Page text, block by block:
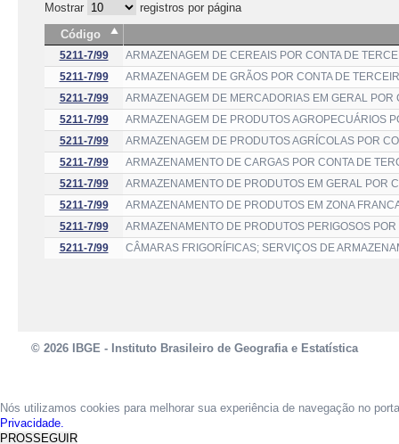
Mostrar
registros por página
Código
5211-7/99
ARMAZENAGEM DE CEREAIS POR CONTA DE
5211-7/99
ARMAZENAGEM DE GRÃOS POR CONTA DE
5211-7/99
ARMAZENAGEM DE MERCADORIAS EM GERAL POR
5211-7/99
ARMAZENAGEM DE PRODUTOS AGROPECUÁRIOS
5211-7/99
ARMAZENAGEM DE PRODUTOS AGRÍCOLAS POR
5211-7/99
ARMAZENAMENTO DE CARGAS POR CONTA DE
5211-7/99
ARMAZENAMENTO DE PRODUTOS EM GERAL POR
5211-7/99
ARMAZENAMENTO DE PRODUTOS EM ZONA
5211-7/99
ARMAZENAMENTO DE PRODUTOS PERIGOSOS
5211-7/99
CÂMARAS FRIGORÍFICAS; SERVIÇOS DE
© 2026 IBGE - Instituto Brasileiro de Geografia e Estatística
Nós utilizamos cookies para melhorar sua experiência de navegação no
Privacidade.
PROSSEGUIR